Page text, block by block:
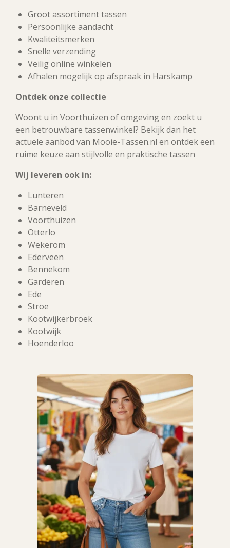
Groot assortiment tassen
Persoonlijke aandacht
Kwaliteitsmerken
Snelle verzending
Veilig online winkelen
Afhalen mogelijk op afspraak in Harskamp
Ontdek onze collectie
Woont u in Voorthuizen of omgeving en zoekt u
een betrouwbare tassenwinkel? Bekijk dan het
actuele aanbod van Mooie-Tassen.nl en ontdek een
ruime keuze aan stijlvolle en praktische tassen
Wij leveren ook in:
Lunteren
Barneveld
Voorthuizen
Otterlo
Wekerom
Ederveen
Bennekom
Garderen
Ede
Stroe
Kootwijkerbroek
Kootwijk
Hoenderloo